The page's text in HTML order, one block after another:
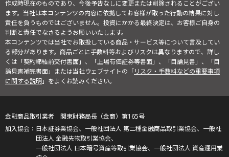
作成時現在のものであり、今後予告なしに変更または削除されることがござい
ます。当社は本コンテンツの内容に依拠してお客様が取った行動の結果に対し
責任を負うものではございません。投資にかかる最終決定は、お客様ご自身の
判断と責任でなさるようお願いいたします。
本コンテンツでは当社でお取扱している商品・サービス等について言及してい
る部分があります。商品ごとに手数料等およびリスクは異なりますので、詳し
くは「契約締結前交付書面」、「上場有価証券等書面」、「目論見書」、「目
論見書補完書面」または当社ウェブサイトの「リスク・手数料などの重要事項
に関する説明」をよくお読みください。
金融商品取引業者 関東財務局長（金商）第165号
日本証券業協会、一般社団法人 第二種金融商品取引業協会、一般社
団法人 金融先物取引業協会、
一般社団法人 日本暗号資産等取引業協会、一般社団法人 資産運用業